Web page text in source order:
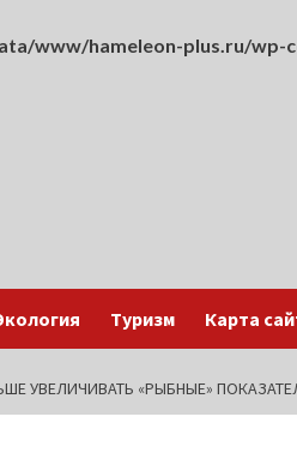
www/hameleon-plus.ru/
Туризм Карта
УВЕЛИЧИВАТЬ «РЫБНЫЕ»